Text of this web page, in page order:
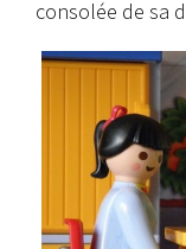
consolée de sa